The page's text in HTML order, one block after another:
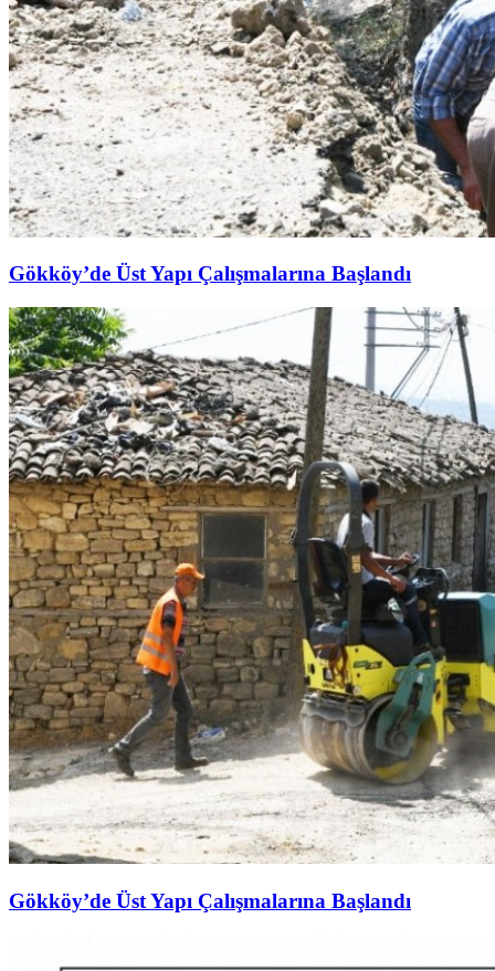
Gökköy’de Üst Yapı Çalışmalarına Başlandı
Gökköy’de Üst Yapı Çalışmalarına Başlandı